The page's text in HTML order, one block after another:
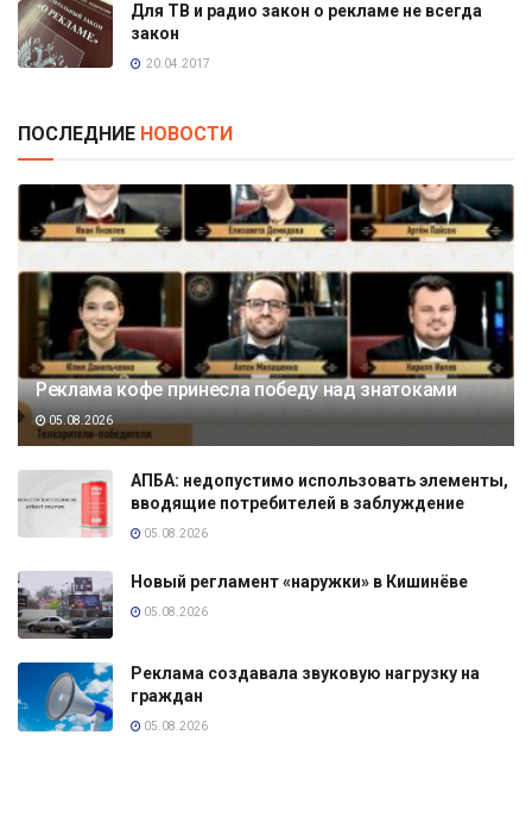
Для ТВ и радио закон о рекламе не всегда
закон
20.04.2017
ПОСЛЕДНИЕ НОВОСТИ
Реклама кофе принесла победу над знатоками
05.08.2026
АПБА: недопустимо использовать элементы,
вводящие потребителей в заблуждение
05.08.2026
Новый регламент «наружки» в Кишинёве
05.08.2026
Реклама создавала звуковую нагрузку на
граждан
05.08.2026